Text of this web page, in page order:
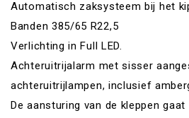
Automatisch zaksysteem bij het
Banden 385/65 R22,5
Verlichting in Full LED.
Achteruitrijalarm met sisser
achteruitrijlampen, inclusief
De aansturing van de kleppen